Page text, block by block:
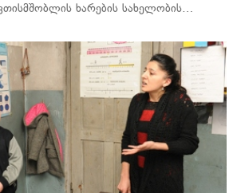
ხარების სახელობის…